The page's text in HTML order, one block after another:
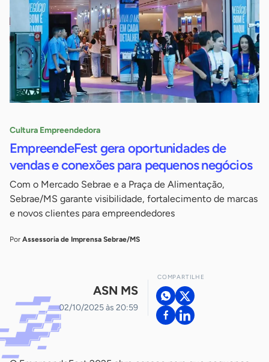
Cultura Empreendedora
EmpreendeFest gera oportunidades de
vendas e conexões para pequenos negócios
Com o Mercado Sebrae e a Praça de Alimentação,
Sebrae/MS garante visibilidade, fortalecimento de marcas
e novos clientes para empreendedores
Por Assessoria de Imprensa Sebrae/MS
ASN MS
02/10/2025 às 20:59
COMPARTILHE